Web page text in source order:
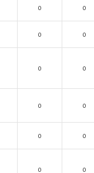
0 0
0 0
0 0
0 0
0 0
0 0